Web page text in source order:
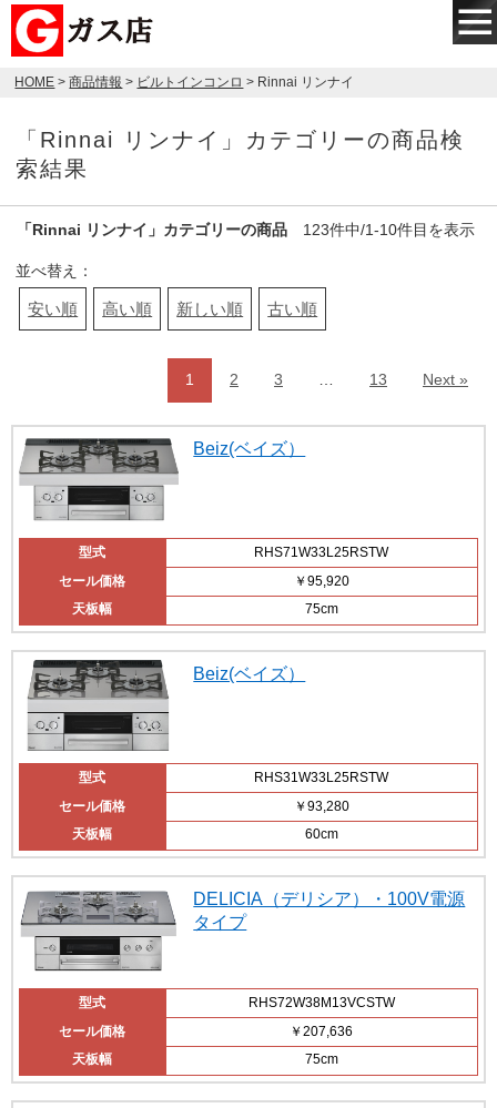
HOME >商品情報 > ビルトインコンロ > Rinnai リンナイ
「Rinnai リンナイ」カテゴリーの商品検
索結果
「Rinnai リンナイ」カテゴリーの商品 123件中/1-10件目を表示
並べ替え：
安い順 高い順 新しい順 古い順
1 2 3 … 13 Next »
Beiz(ベイズ）
型式
RHS71W33L25RSTW
セール価格
￥95,920
天板幅
75cm
Beiz(ベイズ）
型式
RHS31W33L25RSTW
セール価格
￥93,280
天板幅
60cm
DELICIA（デリシア）・100V電源
タイプ
型式
RHS72W38M13VCSTW
セール価格
￥207,636
天板幅
75cm